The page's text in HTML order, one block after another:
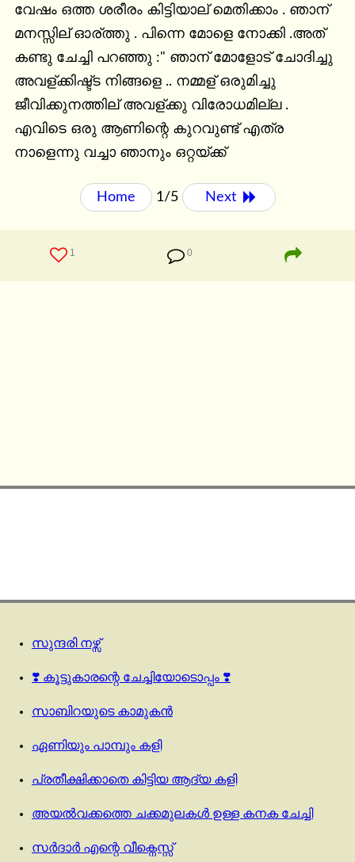
വേഷം ഒത്ത ശരീരം കിട്ടിയാല് മെതിക്കാം . ഞാന്
മനസ്സില് ഓര്ത്തു . പിന്നെ മോളെ നോക്കി .അത്
കണ്ടു ചേച്ചി പറഞ്ഞു :" ഞാന് മോളോട് ചോദിച്ചു
അവള്ക്കിഷ്ട്ട നിങ്ങളെ .. നമ്മള് ഒരുമിച്ചു
ജീവിക്കുനത്തില് അവള്ക്കു വിരോധമില്ല .
എവിടെ ഒരു ആണിന്റെ കുറവുണ്ട് എത്ര
നാളെന്നു വച്ചാ ഞാനും ഒറ്റയ്ക്ക്
Home 1/5 Next
1 0
സുന്ദരി നഴ്സ്
❣️ കൂട്ടുകാരന്റെ ചേച്ചിയോടൊപ്പം ❣️
സാബിറയുടെ കാമുകൻ
ഏണിയും പാമ്പും കളി
പ്രതീക്ഷിക്കാതെ കിട്ടിയ ആദ്യ കളി
അയൽവക്കത്തെ ചക്കമുലകൾ ഉള്ള കനക ചേച്ചി
സർദാർ എന്റെ വീക്നെസ്സ്